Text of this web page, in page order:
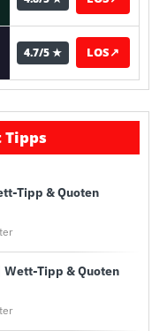
4.7/5 ★ LOS↗
Tipp & Quoten
Wett-Tipp & Quoten